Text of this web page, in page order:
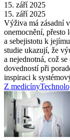
15. září 2025
15. září 2025
Výživa má zásadní
onemocnění, přesto
a sebejistotu k
studie ukazují, že
a nejednotná, což
dovedností při
inspiraci k
Z medicíny